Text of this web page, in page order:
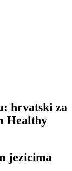
hrvatski za
Healthy
jezicima